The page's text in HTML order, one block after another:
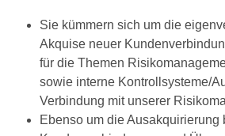
Sie kümmern sich um die
Akquise neuer
für die Themen
sowie interne Kontrollsysteme/
Verbindung mit unserer
Ebenso um die Ausakquirierung